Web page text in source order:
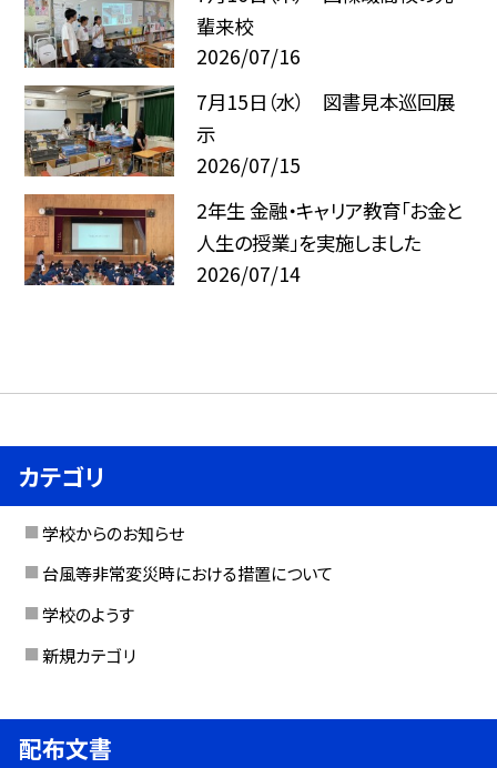
輩来校
2026/07/16
7月15日（水） 図書見本巡回展
示
2026/07/15
2年生 金融・キャリア教育「お金と
人生の授業」を実施しました
2026/07/14
カテゴリ
学校からのお知らせ
台風等非常変災時における措置について
学校のようす
新規カテゴリ
配布文書